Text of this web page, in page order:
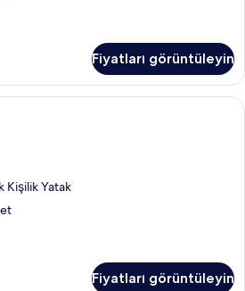
Fiyatları görüntüleyin
Family Üç Kişilik Oda | Odada kasa,
Kişilik Yatak
Fiyatları görüntüleyin